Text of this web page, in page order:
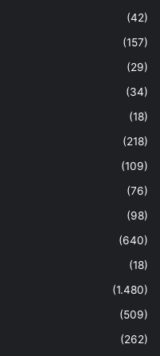
(42)
(157)
(29)
(34)
(18)
(218)
(109)
(76)
(98)
(640)
(18)
(1.480)
(509)
(262)